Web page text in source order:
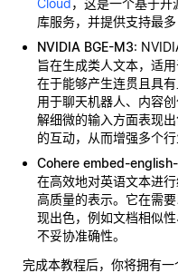
Cloud，这是一个基于开
库服务，并提供支持最
NVIDIA BGE-M3:
旨在生成类人文本，适
在于能够产生连贯且具
用于聊天机器人、内容
解细微的输入方面表现
的互动，从而增强多个
Cohere embed-
在高效地对英语文本进
高质量的表示。它在需
现出色，例如文档相似
不妥协准确性。
完成本教程后，你将拥有